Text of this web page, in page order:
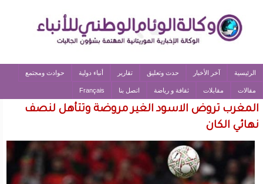
الرئيسية آخر الأخبار حدث وتعليق تقارير أنباء دولية حوادث ومجتمع
مقالات مقابلات ثقافة و رياضة اتصل بنا Français
المغرب تروض الاسود الغير مروضة وتتأهل لنصف
نهائي الكان